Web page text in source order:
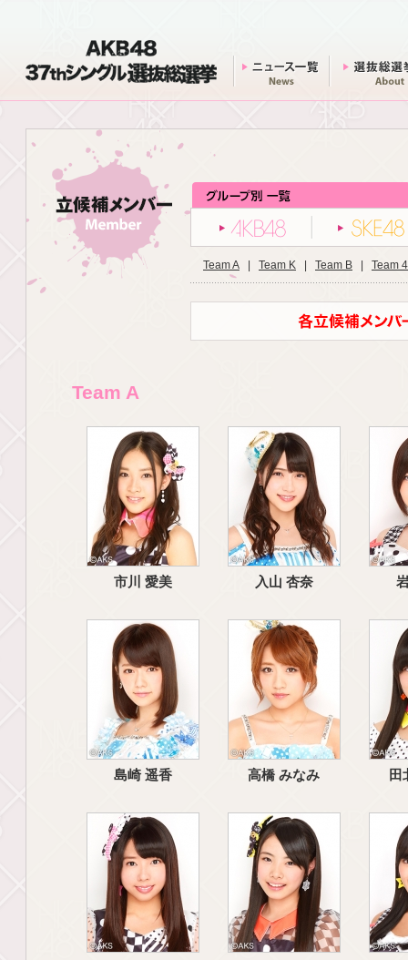
Team A Team K Team B Team 4
Team A
市川 愛美 入山 杏奈
島崎 遥香 高橋 みなみ 田